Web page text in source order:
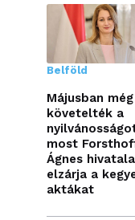
Belföld
Májusban még
követelték a
most
Ágnes hivatala
elzárja a
aktákat